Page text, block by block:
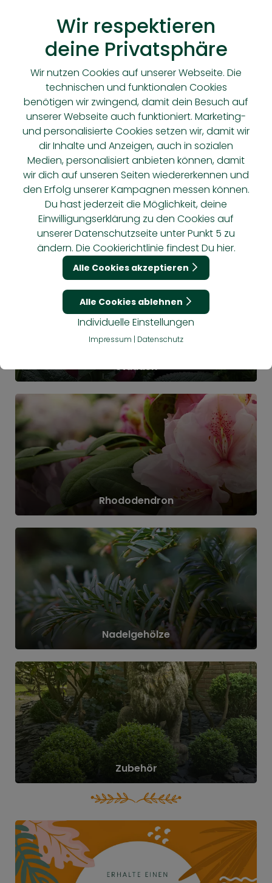
Balkonpflanzen
Rosen
Stauden
Rhododendron
Nadelgehölze
Zubehör
Wir respektieren
deine Privatsphäre
Wir nutzen Cookies auf unserer Webseite. Die
technischen und funktionalen Cookies
benötigen wir zwingend, damit dein Besuch auf
unserer Webseite auch funktioniert. Marketing-
und personalisierte Cookies setzen wir, damit wir
dir Inhalte und Anzeigen, auch in sozialen
Medien, personalisiert anbieten können, damit
wir dich auf unseren Seiten wiedererkennen und
den Erfolg unserer Kampagnen messen können.
Du hast jederzeit die Möglichkeit, deine
Einwilligungserklärung zu den Cookies auf
unsererDatenschutzseite unter Punkt 5 zu
ändern. Die Cookierichtlinie findest Du hier.
Alle Cookies akzeptieren
Alle Cookies ablehnen
Individuelle Einstellungen
Impressum | Datenschutz